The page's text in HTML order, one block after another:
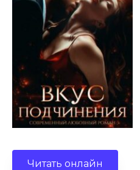
Читать онлайн